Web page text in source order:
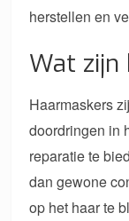
herstellen en
Wat zijn
Haarmaskers
doordringen in
reparatie te
dan gewone
op het haar te